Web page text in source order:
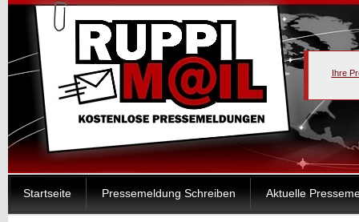
Ihre
Startseite Pressemeldung Schreiben Aktuelle